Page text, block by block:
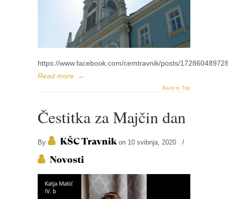
https://www.facebook.com/cemtravnik/posts/
Read more →
Back to Top
Čestitka za Majčin dan
By KŠC Travnikon 10 svibnja, 2020 /
Novosti